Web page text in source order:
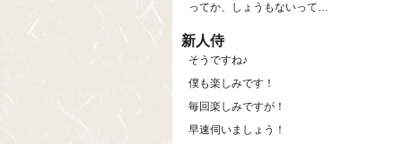
ってか、しょうもないって…
新人侍
そうですね♪
僕も楽しみです！
毎回楽しみですが！
早速伺いましょう！